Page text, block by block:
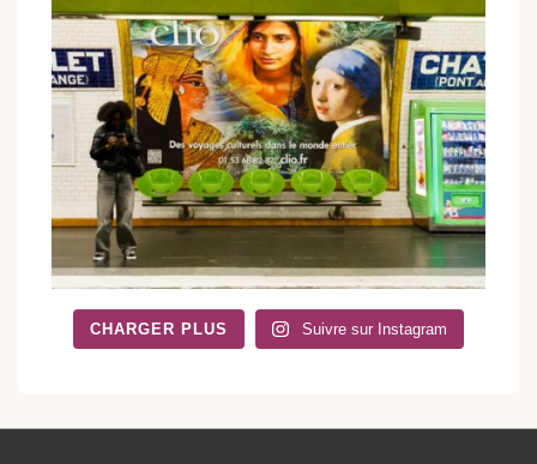
CHARGER PLUS Suivre sur Instagram